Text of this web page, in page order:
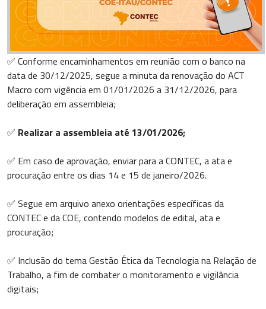
✅ Conforme encaminhamentos em reunião com o banco na
data de 30/12/2025, segue a minuta da renovação do ACT
Macro com vigência em 01/01/2026 a 31/12/2026, para
deliberação em assembleia;
✅ Realizar a assembleia até 13/01/2026;
✅ Em caso de aprovação, enviar para a CONTEC, a ata e
procuração entre os dias 14 e 15 de janeiro/2026.
✅ Segue em arquivo anexo orientações específicas da
CONTEC e da COE, contendo modelos de edital, ata e
procuração;
✅ Inclusão do tema Gestão Ética da Tecnologia na Relação de
Trabalho, a fim de combater o monitoramento e vigilância
digitais;